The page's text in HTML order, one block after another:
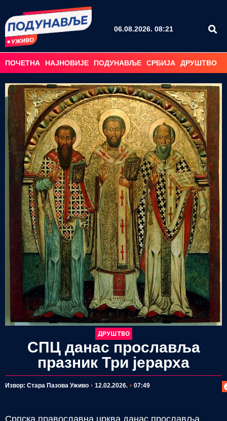
06.08.2026. 08:21
ПОЧЕТНА НАЈНОВИЈЕ ПОДУНАВЉЕ СРБИЈА ДРУШТВО
ДРУШТВО
СПЦ данас прославља
празник Три јерарха
Извор: Стара Пазова Уживо 12.02.2026. 07:49